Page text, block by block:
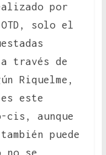
por
solo el
través de
Riquelme,
este
cis, aunque
puede